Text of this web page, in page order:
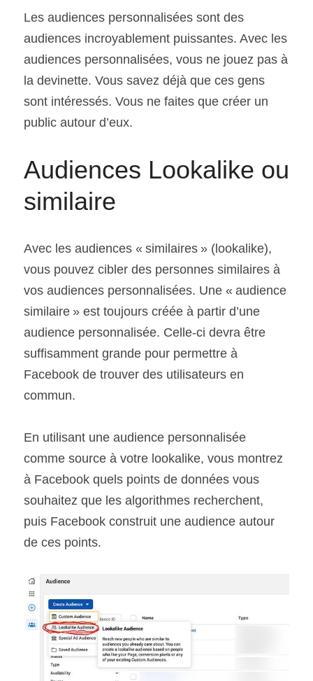
Les audiences personnalisées sont des
audiences incroyablement puissantes. Avec les
audiences personnalisées, vous ne jouez pas à
la devinette. Vous savez déjà que ces gens
sont intéressés. Vous ne faites que créer un
public autour d’eux.
Audiences Lookalike ou
similaire
Avec les audiences « similaires » (lookalike),
vous pouvez cibler des personnes similaires à
vos audiences personnalisées. Une « audience
similaire » est toujours créée à partir d’une
audience personnalisée. Celle-ci devra être
suffisamment grande pour permettre à
Facebook de trouver des utilisateurs en
commun.
En utilisant une audience personnalisée
comme source à votre lookalike, vous montrez
à Facebook quels points de données vous
souhaitez que les algorithmes recherchent,
puis Facebook construit une audience autour
de ces points.